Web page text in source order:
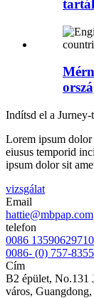
Indítsd el a Jurney-t
Lorem ipsum dolor
eiusus temporid
ipsum dolor sit
vizsgálat
Email
hattie@mbpap.com
telefon
0086 13590629710
0086- (0) 757-
Cím
B2 épület, No.131
város,